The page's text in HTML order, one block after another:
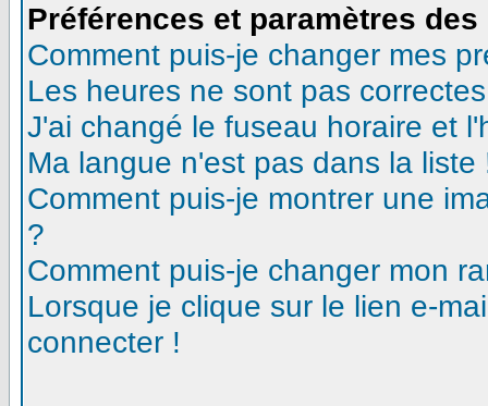
Préférences et paramètres
Comment puis-je changer mes
Les heures ne sont pas
J'ai changé le fuseau horaire et
Ma langue n'est pas dans la liste
Comment puis-je montrer une
?
Comment puis-je changer mon
Lorsque je clique sur le lien e-
connecter !